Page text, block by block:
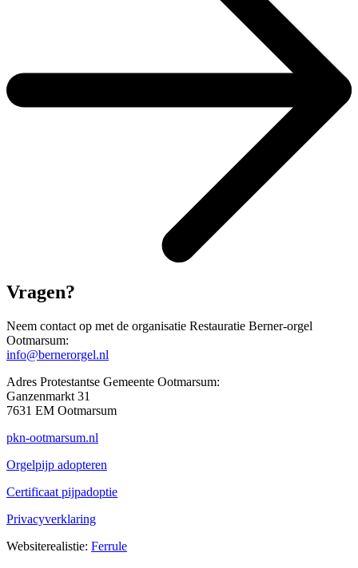
Vragen?
Neem contact op met de organisatie Restauratie Berner-orgel
Ootmarsum:
info@bernerorgel.nl
Adres Protestantse Gemeente Ootmarsum:
Ganzenmarkt 31
7631 EM Ootmarsum
pkn-ootmarsum.nl
Orgelpijp adopteren
Certificaat pijpadoptie
Privacyverklaring
Websiterealistie: Ferrule